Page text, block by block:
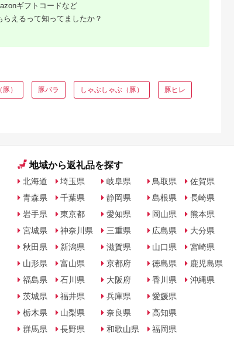
ギフトコードなど
らえるって知ってましたか？
） 豚バラ しゃぶしゃぶ（豚） 豚ヒレ
地域から返礼品を探す
北海道
青森県
岩手県
宮城県
秋田県
山形県
福島県
茨城県
栃木県
群馬県
埼玉県
千葉県
東京都
神奈川県
新潟県
富山県
石川県
福井県
山梨県
長野県
岐阜県
静岡県
愛知県
三重県
滋賀県
京都府
大阪府
兵庫県
奈良県
和歌山県
鳥取県
島根県
岡山県
広島県
山口県
徳島県
香川県
愛媛県
高知県
福岡県
佐賀県
長崎県
熊本県
大分県
宮崎県
鹿児島県
沖縄県